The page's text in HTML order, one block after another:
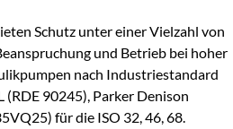
Schutz unter einer Vielzahl von
und Betrieb bei hoher
nach Industriestandard
90245), Parker Denison
für die ISO 32, 46, 68.